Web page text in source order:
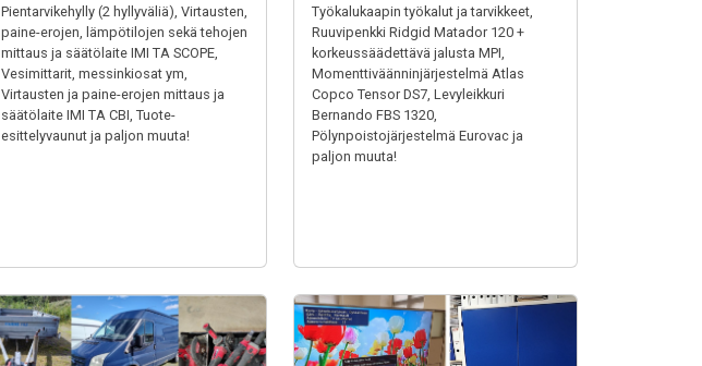
Pientarvikehylly (2 hyllyväliä), Virtausten,
paine-erojen, lämpötilojen sekä tehojen
mittaus ja säätölaite IMI TA SCOPE,
Vesimittarit, messinkiosat ym,
Virtausten ja paine-erojen mittaus ja
säätölaite IMI TA CBI, Tuote-
esittelyvaunut ja paljon muuta!
Työkalukaapin työkalut ja tarvikkeet,
Ruuvipenkki Ridgid Matador 120 +
korkeussäädettävä jalusta MPI,
Momenttiväänninjärjestelmä Atlas
Copco Tensor DS7, Levyleikkuri
Bernando FBS 1320,
Pölynpoistojärjestelmä Eurovac ja
paljon muuta!